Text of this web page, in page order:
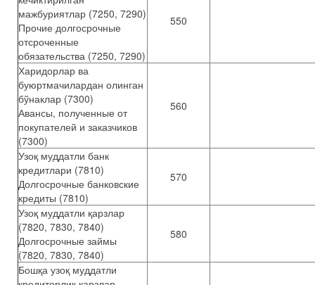
мажбуриятлар (7250, 7290)
Прочие долгосрочные
отсроченные
обязательства (7250, 7290)
550
Харидорлар ва
буюртмачилардан олинган
бўнаклар (7300)
Авансы, полученные от
покупателей и заказчиков
(7300)
560
Узоқ муддатли банк
кредитлари (7810)
Долгосрочные банковские
кредиты (7810)
570
Узоқ муддатли қарзлар
(7820, 7830, 7840)
Долгосрочные займы
(7820, 7830, 7840)
580
Бошқа узоқ муддатли